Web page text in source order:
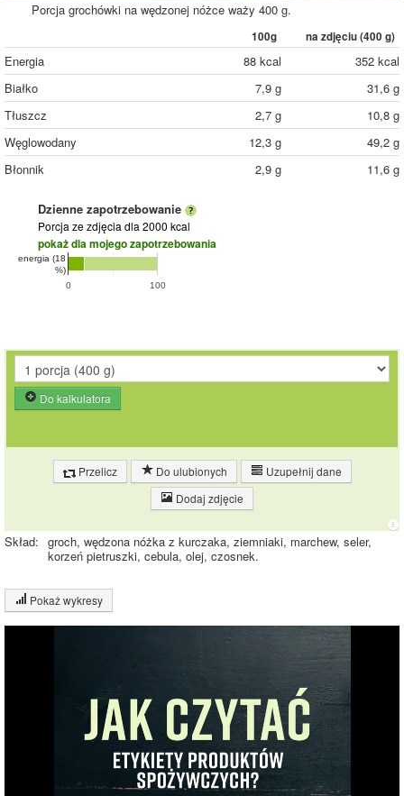
Porcja grochówki na wędzonej nóżce waży 400 g.
100g na zdjęciu (400 g)
Energia 88 kcal
352 kcal
Białko
7,9 g
31,6 g
Tłuszcz
2,7 g
10,8 g
Węglowodany
12,3 g
49,2 g
Błonnik
2,9 g 11,6 g
Dzienne zapotrzebowanie
Porcja ze zdjęcia dla 2000 kcal
pokaż dla mojego zapotrzebowania
0 100
energia (18
%)
Do kalkulatora
Przelicz Do ulubionych
Uzupełnij dane
Dodaj zdjęcie
Skład: groch, wędzona nóżka z kurczaka, ziemniaki, marchew, seler,
korzeń pietruszki, cebula, olej, czosnek.
Pokaż wykresy
Wykres składu produktu
Pozostałe (77%)